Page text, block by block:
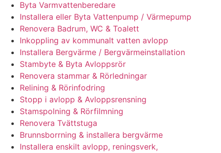
Byta Varmvattenberedare
Installera eller Byta Vattenpump / Värmepump
Renovera Badrum, WC & Toalett
Inkoppling av kommunalt vatten avlopp
Installera Bergvärme / Bergvärmeinstallation
Stambyte & Byta Avloppsrör
Renovera stammar & Rörledningar
Relining & Rörinfodring
Stopp i avlopp & Avloppsrensning
Stamspolning & Rörfilmning
Renovera Tvättstuga
Brunnsborrning & installera bergvärme
Installera enskilt avlopp, reningsverk,